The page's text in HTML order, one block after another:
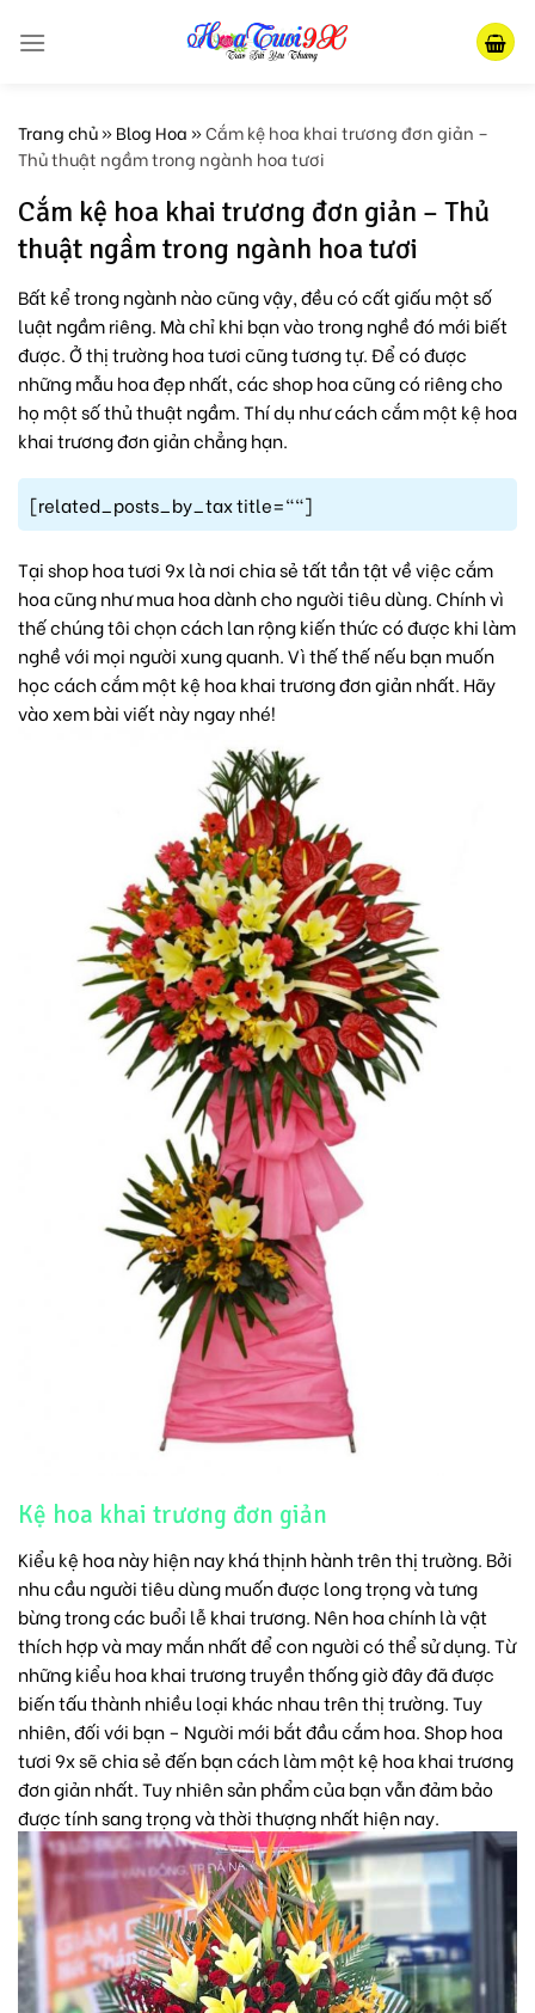
Trang chủ»Blog Hoa»Cắm kệ hoa khai trương đơn giản –
Thủ thuật ngầm trong ngành hoa tươi
Cắm kệ hoa khai trương đơn giản – Thủ
thuật ngầm trong ngành hoa tươi
Bất kể trong ngành nào cũng vậy, đều có cất giấu một số
luật ngầm riêng. Mà chỉ khi bạn vào trong nghề đó mới biết
được. Ở thị trường hoa tươi cũng tương tự. Để có được
những mẫu hoa đẹp nhất, các shop hoa cũng có riêng cho
họ một số thủ thuật ngầm. Thí dụ như cách cắm một kệ hoa
khai trương đơn giản chẳng hạn.
[related_posts_by_tax title=""]
Tại shop hoa tươi 9x là nơi chia sẻ tất tần tật về việc cắm
hoa cũng như mua hoa dành cho người tiêu dùng. Chính vì
thế chúng tôi chọn cách lan rộng kiến thức có được khi làm
nghề với mọi người xung quanh. Vì thế thế nếu bạn muốn
học cách cắm một kệ hoa khai trương đơn giản nhất. Hãy
vào xem bài viết này ngay nhé!
Kệ hoa khai trương đơn giản
Kiểu kệ hoa này hiện nay khá thịnh hành trên thị trường. Bởi
nhu cầu người tiêu dùng muốn được long trọng và tưng
bừng trong các buổi lễ khai trương. Nên hoa chính là vật
thích hợp và may mắn nhất để con người có thể sử dụng. Từ
những kiểu hoa khai trương truyền thống giờ đây đã được
biến tấu thành nhiều loại khác nhau trên thị trường. Tuy
nhiên, đối với bạn – Người mới bắt đầu cắm hoa. Shop hoa
tươi 9xsẽ chia sẻ đến bạn cách làm một kệ hoa khai trương
đơn giản nhất. Tuy nhiên sản phẩm của bạn vẫn đảm bảo
được tính sang trọng và thời thượng nhất hiện nay.